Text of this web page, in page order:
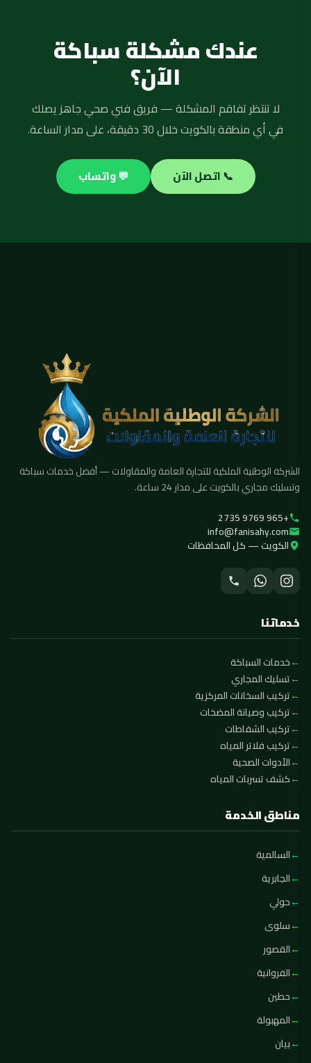
عندك مشكلة سباكة
الآن؟
لا تنتظر تفاقم المشكلة — فريق فني صحي جاهز يصلك
في أي منطقة بالكويت خلال 30 دقيقة، على مدار الساعة.
📞 اتصل الآن 💬 واتساب
الشركة الوطنية الملكية للتجارة العامة والمقاولات — أفضل خدمات سباكة
وتسليك مجاري بالكويت على مدار 24 ساعة.
+965 9769 2735
info@fanisahy.com
الكويت — كل المحافظات
خدماتنا
خدمات السباكة
تسليك المجاري
تركيب السخانات المركزية
تركيب وصيانة المضخات
تركيب الشفاطات
تركيب فلاتر المياه
الأدوات الصحية
كشف تسربات المياه
مناطق الخدمة
السالمية
الجابرية
حولي
سلوى
القصور
الفروانية
حطين
المهبولة
بيان